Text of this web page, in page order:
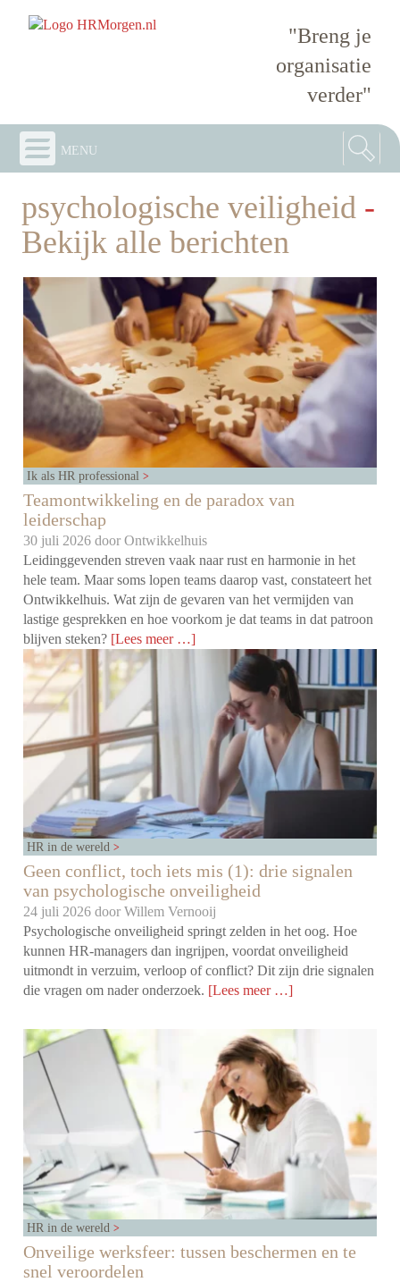
"Breng je
organisatie
verder"
menu
psychologische veiligheid -
Bekijk alle berichten
Ik als HR professional
Teamontwikkeling en de paradox van
leiderschap
30 juli 2026 doorOntwikkelhuis
Leidinggevenden streven vaak naar rust en harmonie in het
hele team. Maar soms lopen teams daarop vast, constateert het
Ontwikkelhuis. Wat zijn de gevaren van het vermijden van
lastige gesprekken en hoe voorkom je dat teams in dat patroon
blijven steken? [Lees meer …]
HR in de wereld
Geen conflict, toch iets mis (1): drie signalen
van psychologische onveiligheid
24 juli 2026 doorWillem Vernooij
Psychologische onveiligheid springt zelden in het oog. Hoe
kunnen HR-managers dan ingrijpen, voordat onveiligheid
uitmondt in verzuim, verloop of conflict? Dit zijn drie signalen
die vragen om nader onderzoek. [Lees meer …]
HR in de wereld
Onveilige werksfeer: tussen beschermen en te
snel veroordelen